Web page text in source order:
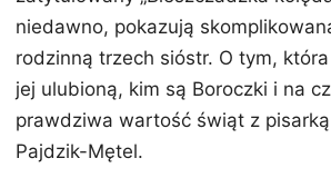
niedawno, pokazują
rodzinną trzech sióstr. O tym,
jej ulubioną, kim są Boroczki i na
prawdziwa wartość świąt z
Pajdzik-Mętel.